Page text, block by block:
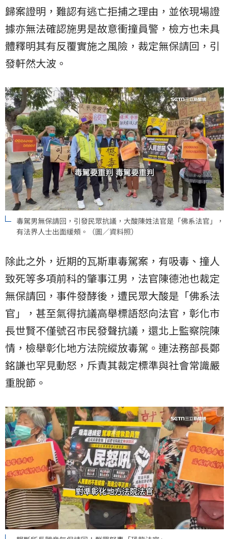
歸案證明，難認有逃亡拒捕之理由，並依現場證
據亦無法確認施男是故意衝撞員警，檢方也未具
體釋明其有反覆實施之風險，裁定無保請回，引
發軒然大波。
毒駕男無保請回，引發民眾抗議，大酸陳姓法官是「佛系法官」，
有法界人士出面緩頰。（圖／資料照）
除此之外，近期的瓦斯車毒駕案，有吸毒、撞人
致死等多項前科的肇事江男，法官陳德池也裁定
無保請回，事件發酵後，遭民眾大酸是「佛系法
官」，甚至氣得抗議高舉標語怒向法官，彰化市
長世賢不僅號召市民發聲抗議，還北上監察院陳
情，檢舉彰化地方法院縱放毒駕。連法務部長鄭
銘謙也罕見動怒，斥責其裁定標準與社會常識嚴
重脫節。